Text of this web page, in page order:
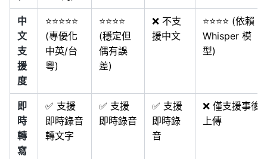
中
文
支
援
度
⭐⭐⭐⭐⭐
(專優化
中英/台
粵)
⭐⭐⭐⭐
(穩定但
偶有誤
差)
❌ 不支
援中文
⭐⭐⭐⭐ (依賴
Whisper 模
型)
即
時
轉
寫
✅ 支援
即時錄音
轉文字
✅ 支援
即時錄音
✅ 支援
即時錄
音
❌ 僅支援事後
上傳